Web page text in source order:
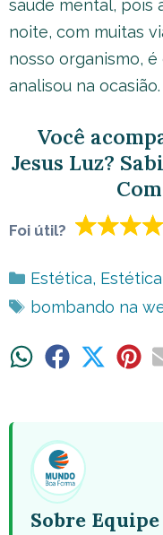
saúde mental, pois
noite, com muitas
nosso organismo, é
analisou na ocasião.
Você
Jesus Luz?
Foi útil?
Categorias
Estética,
Tags
bombando na
ShareShare Share
Sobre